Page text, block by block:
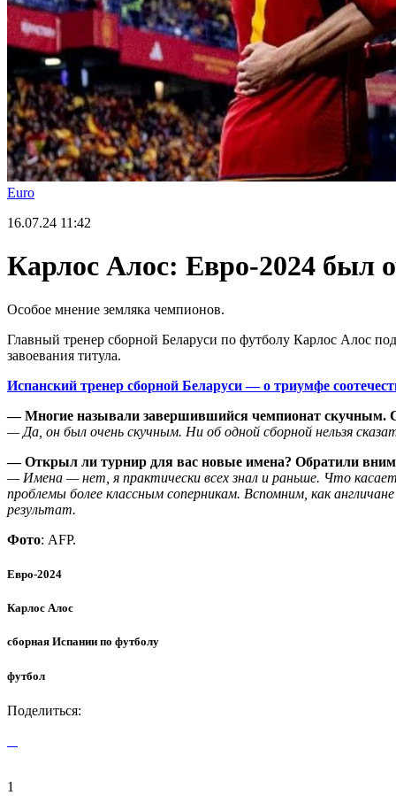
Euro
16.07.24 11:42
Карлос Алос: Евро-2024 был
Особое мнение земляка чемпионов.
Главный тренер сборной Беларуси по футболу Карлос Алос
завоевания титула.
Испанский тренер сборной Беларуси — о триумфе
— Многие называли завершившийся чемпионат скучным.
— Да, он был очень скучным. Ни об одной сборной нельзя
— Открыл ли турнир для вас новые имена? Обратили
— Имена — нет, я практически всех знал и раньше. Что
проблемы более классным соперникам. Вспомним, как
результат.
Фото: АFР.
Евро-2024
Карлос Алос
сборная Испании по футболу
футбол
Поделиться:
1